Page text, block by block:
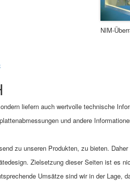
NIM-
liefern auch wertvolle technische
und andere
zu unseren Produkten, zu bieten.
Zielsetzung dieser Seiten ist es
Umsätze sind wir in der Lage,